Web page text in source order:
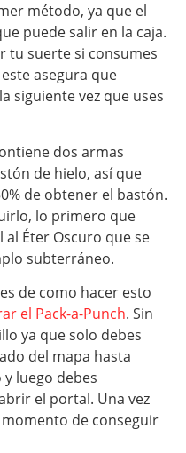
método, ya que el
puede salir en la caja.
tu suerte si consumes
asegura que
siguiente vez que uses
dos armas
de hielo, así que
de obtener el bastón.
lo primero que
Éter Oscuro que se
subterráneo.
de como hacer esto
el Pack-a-Punch. Sin
ya que solo debes
del mapa hasta
luego debes
el portal. Una vez
de conseguir